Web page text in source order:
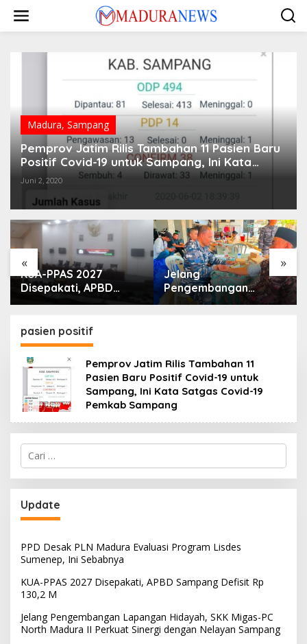
konten
Madura, Sampang
Pemprov Jatim Rilis Tambahan 11 Pasien Baru
Positif Covid-19 untuk Sampang, Ini Kata
Satgas Covid-19 Pemkab Sampang
Juni 2, 2020
« »
KUA-PPAS 2027
Disepakati, APBD
Sampang Defisit Rp
Jelang
Pengembangan
Lapangan Hidayah,
pasien positif
Pemprov Jatim Rilis Tambahan 11
Pasien Baru Positif Covid-19 untuk
Sampang, Ini Kata Satgas Covid-19
Pemkab Sampang
Cari
untuk:
Update
PPD Desak PLN Madura Evaluasi Program Lisdes
Sumenep, Ini Sebabnya
KUA-PPAS 2027 Disepakati, APBD Sampang Defisit Rp
130,2 M
Jelang Pengembangan Lapangan Hidayah, SKK Migas-PC
North Madura II Perkuat Sinergi dengan Nelayan Sampang